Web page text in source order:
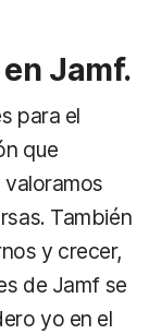
en Jamf.
para el
que
También
y crecer,
de Jamf se
yo en el